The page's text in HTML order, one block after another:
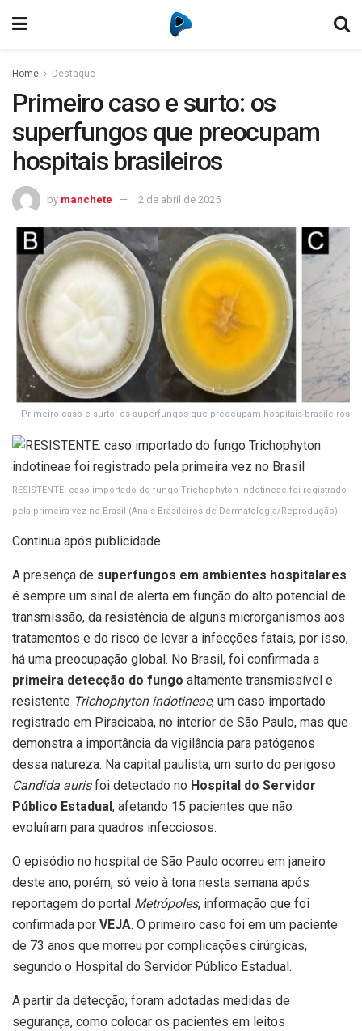
Home Destaque
Primeiro caso e surto: os
superfungos que preocupam
hospitais brasileiros
by manchete 2 de abril de 2025
Primeiro caso e surto: os superfungos que preocupam hospitais brasileiros
RESISTENTE: caso importado do fungo Trichophyton indotineae foi registrado
pela primeira vez no Brasil (Anais Brasileiros de Dermatologia/Reprodução)
Continua após publicidade
A presença de superfungos em ambientes hospitalares
é sempre um sinal de alerta em função do alto potencial de
transmissão, da resistência de alguns microrganismos aos
tratamentos e do risco de levar a infecções fatais, por isso,
há uma preocupação global. No Brasil, foi confirmada a
primeira detecção do fungo altamente transmissível e
resistente Trichophyton indotineae, um caso importado
registrado em Piracicaba, no interior de São Paulo, mas que
demonstra a importância da vigilância para patógenos
dessa natureza. Na capital paulista, um surto do perigoso
Candida aurisfoi detectado no Hospital do Servidor
Público Estadual , afetando 15 pacientes que não
evoluíram para quadros infecciosos.
O episódio no hospital de São Paulo ocorreu em janeiro
deste ano, porém, só veio à tona nesta semana após
reportagem do portal Metrópoles, informação que foi
confirmada por VEJA. O primeiro caso foi em um paciente
de 73 anos que morreu por complicações cirúrgicas,
segundo o Hospital do Servidor Público Estadual.
A partir da detecção, foram adotadas medidas de
segurança, como colocar os pacientes em leitos